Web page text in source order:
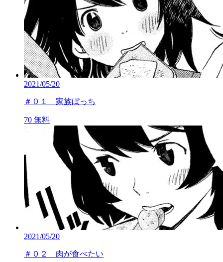
2021/05/20
＃０１ 家族ぼっち
70 無料
2021/05/20
＃０２ 肉が食べたい